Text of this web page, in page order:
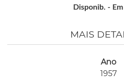
Disponib. -
MAIS
Ano
1957